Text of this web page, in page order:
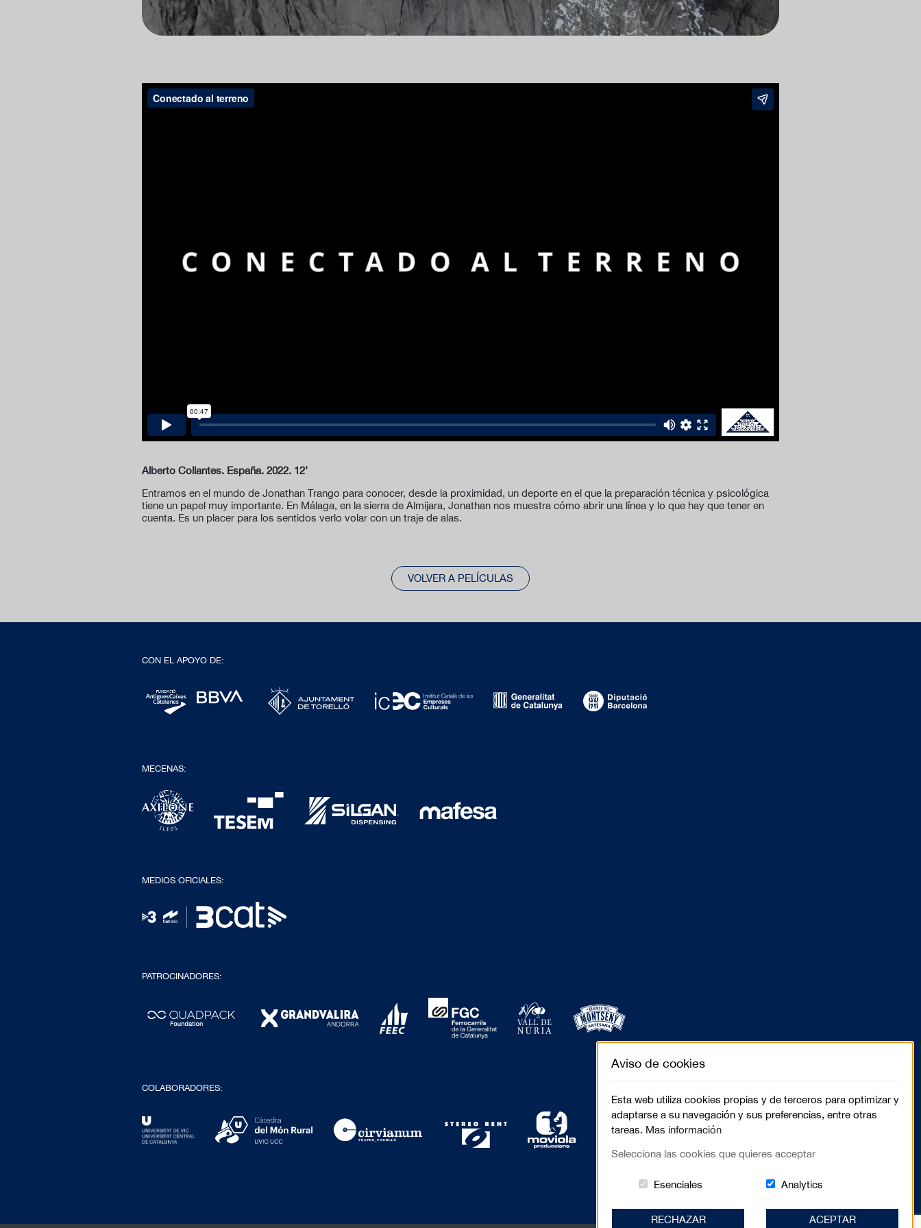
Alberto Collantes. España. 2022. 12’
Entramos en el mundo de Jonathan Trango para conocer, desde la proximidad, un deporte en el que la preparación técnica y psicológica
tiene un papel muy importante. En Málaga, en la sierra de Almijara, Jonathan nos muestra cómo abrir una línea y lo que hay que tener en
cuenta. Es un placer para los sentidos verlo volar con un traje de alas.
VOLVER A PELÍCULAS
CON EL APOYO DE:
MECENAS:
MEDIOS OFICIALES:
PATROCINADORES:
COLABORADORES:
Aviso de cookies
Esta web utiliza cookies propias y de terceros para optimizar y
adaptarse a su navegación y sus preferencias, entre otras
tareas. Mas información
Selecciona las cookies que quieres acceptar
Esenciales Estas cookies són essenciales para el lugar
Analytics
RECHAZAR ACEPTAR